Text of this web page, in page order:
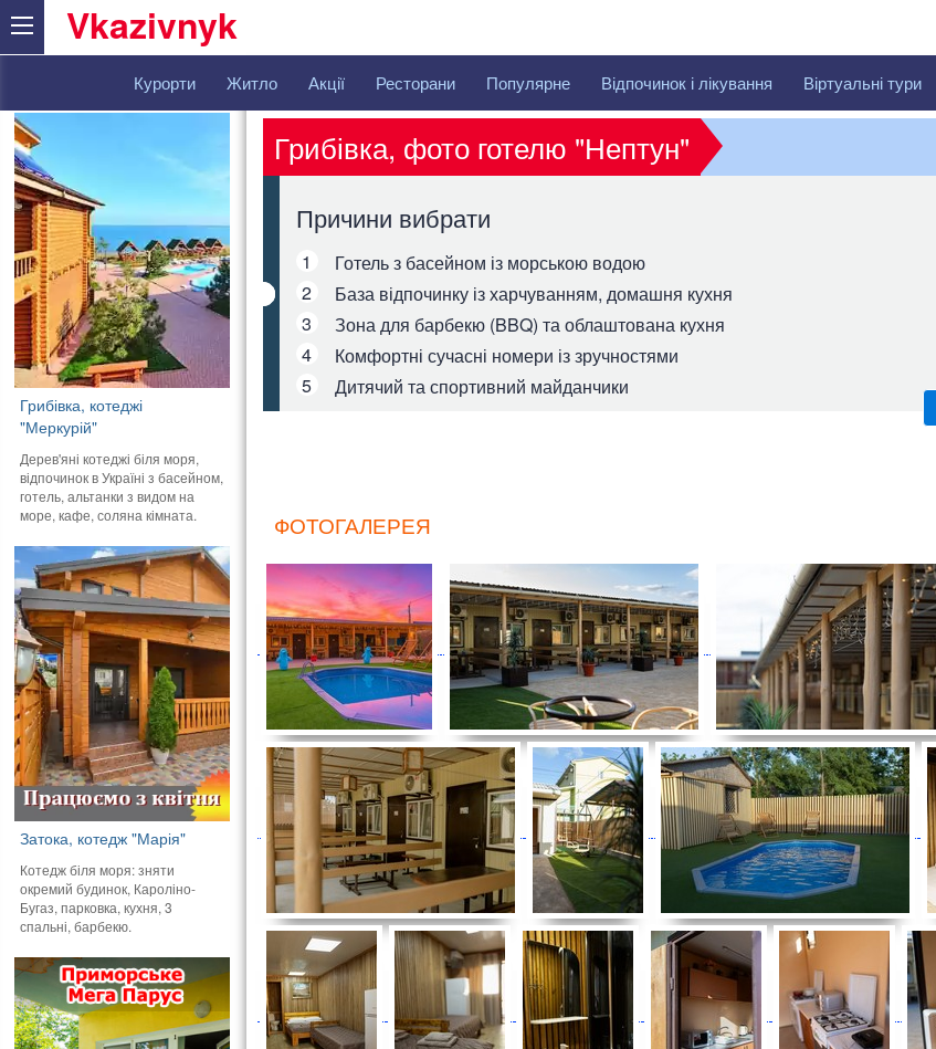
Vkazivnyk
Курорти Житло Акції Ресторани Популярне Відпочинок і лікування Віртуальні тури
Грибівка, фото готелю "Нептун"
Причини вибрати
1
Готель з басейном із морською водою
2
База відпочинку із харчуванням, домашня кухня
3
Зона для барбекю (BBQ) та облаштована кухня
4
Комфортні сучасні номери із зручностями
5
Дитячий та спортивний майданчики
ФОТОГАЛЕРЕЯ
Грибівка, котеджі
"Меркурій"
Дерев'яні котеджі біля моря,
відпочинок в Україні з басейном,
готель, альтанки з видом на
море, кафе, соляна кімната.
Затока, котедж "Марія"
Котедж біля моря: зняти
окремий будинок, Кароліно-
Бугаз, парковка, кухня, 3
спальні, барбекю.